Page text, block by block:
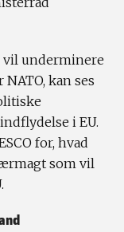
vil underminere
kan ses
i EU.
for, hvad
som vil